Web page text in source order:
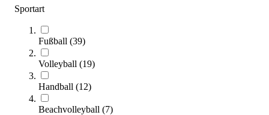
Sportart
Fußball (39)
Volleyball (19)
Handball (12)
Beachvolleyball (7)
Recycling Minitornetz
99,95 €